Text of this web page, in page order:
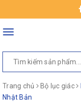
Toggle
Trang chủ Bộ lục giác
Nhật Bản